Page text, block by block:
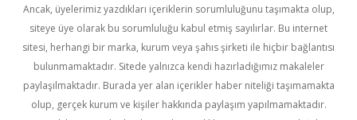
Ancak, üyelerimiz yazdıkları içeriklerin sorumluluğunu taşımakta olup,
siteye üye olarak bu sorumluluğu kabul etmiş sayılırlar. Bu internet
sitesi, herhangi bir marka, kurum veya şahıs şirketi ile hiçbir bağlantısı
bulunmamaktadır. Sitede yalnızca kendi hazırladığımız makaleler
paylaşılmaktadır. Burada yer alan içerikler haber niteliği taşımamakta
olup, gerçek kurum ve kişiler hakkında paylaşım yapılmamaktadır.